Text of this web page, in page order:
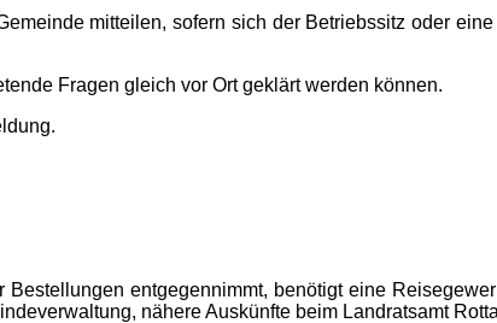
mitteilen, sofern sich der Betriebssitz oder
Fragen gleich vor Ort geklärt werden können.
entgegennimmt, benötigt eine
nähere Auskünfte beim Landratsamt